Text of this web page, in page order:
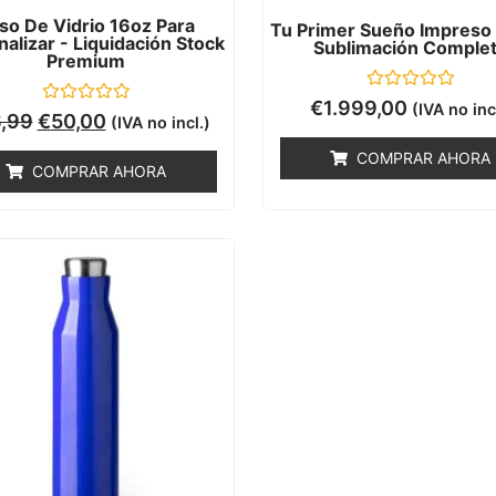
De Vidrio 16oz Para
- Liquidación Stock
Premium
Valorado
con
5
€50,00 (IVA no incl.)
COMPRAR AHORA
Tu Primer Sueño Impreso
Sublimación
Valorado
con
5
€1.999,00 (IVA no
COMPRAR AHORA